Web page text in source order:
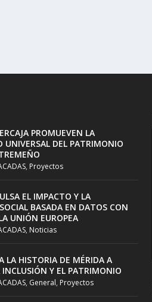
PROMUEVEN LA
UNIVERSAL DEL PATRIMONIO
, Proyectos
EL IMPACTO Y LA
BASADA EN DATOS CON
UNIÓN EUROPEA
, Noticias
LA HISTORIA DE MÉRIDA A
INCLUSIÓN Y EL PATRIMONIO
, General, Proyectos